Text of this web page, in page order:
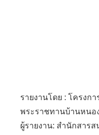
รายงานโดย : โครง
พระราชทานบ้านหนอ
ผู้รายงาน: สำนักสารส